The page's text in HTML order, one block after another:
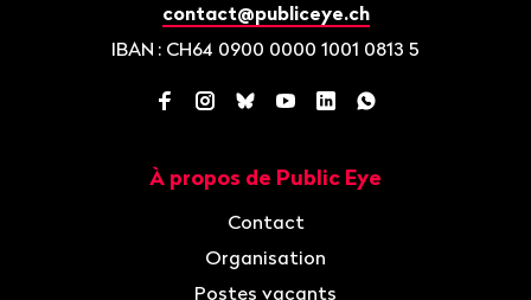
contact@publiceye.ch
IBAN : CH64 0900 0000 1001 0813 5
Facebook
Instagram
BlueskyYouTube
LinkedInWhatsApp
À propos de Public Eye
Contact
Organisation
Postes vacants